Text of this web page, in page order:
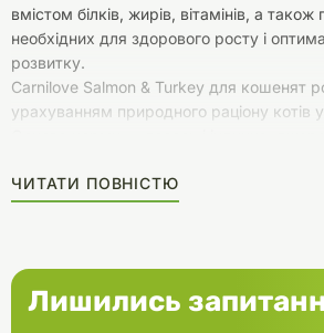
вмістом білків, жирів, вітамінів, а
необхідних для здорового росту і
розвитку.
Carnilove Salmon & Turkey для кошенят
урахуванням природного раціону котів у
ЧИТАТИ ПОВНІСТЮ
Лишились